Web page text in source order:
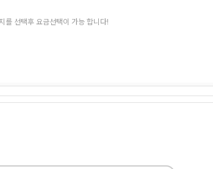
를 선택후 요금선택이 가능 합니다!